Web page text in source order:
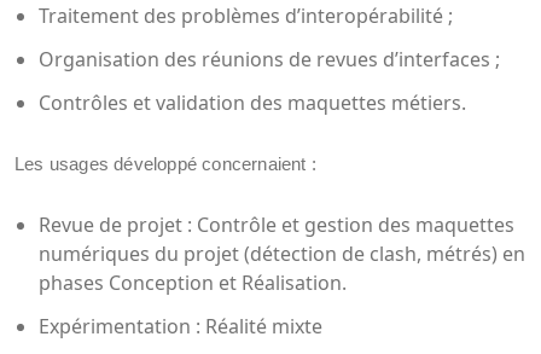
Traitement des problèmes d’interopérabilité ;
Organisation des réunions de revues d’interfaces ;
Contrôles et validation des maquettes métiers.
Les usages développé concernaient :
Revue de projet : Contrôle et gestion des maquettes
numériques du projet (détection de clash, métrés) en
phases Conception et Réalisation.
Expérimentation : Réalité mixte